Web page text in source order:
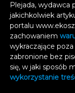
Plejada, wydawca
jakichkolwiek
portalu
zachowaniem
wykraczające
zabronione bez
się, w jaki sposób
wykorzystanie